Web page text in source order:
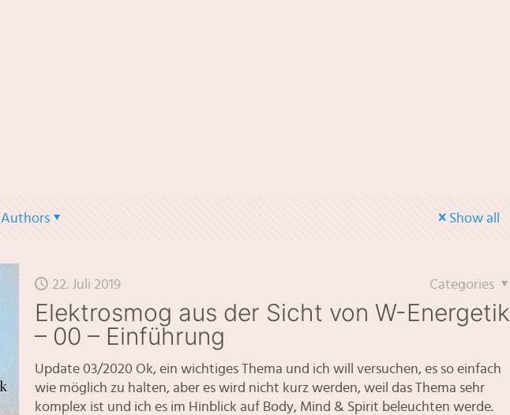
Authors Show all
22. Juli 2019 Categories
Elektrosmog aus der Sicht von W-Energetik
– 00 – Einführung
Update 03/2020 Ok, ein wichtiges Thema und ich will versuchen, es so einfach
wie möglich zu halten, aber es wird nicht kurz werden, weil das Thema sehr
komplex ist und ich es im Hinblick auf Body, Mind & Spirit beleuchten werde.